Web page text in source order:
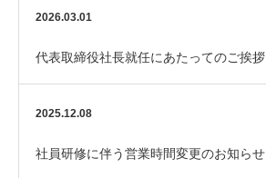
2026.03.01
代表取締役社長就任にあたってのご挨拶
2025.12.08
社員研修に伴う営業時間変更のお知らせ